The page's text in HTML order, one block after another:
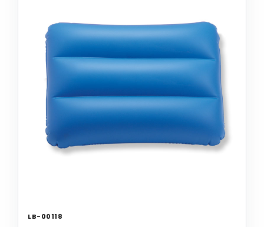
LB-00118